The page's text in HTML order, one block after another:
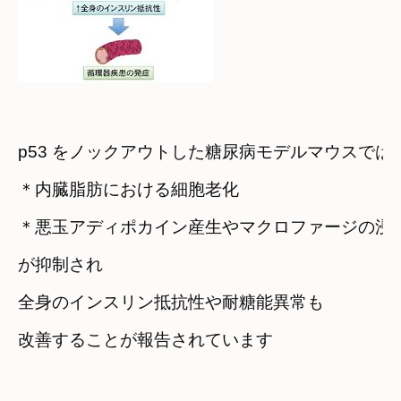
p53 をノックアウトした糖尿病モデルマウスでは
＊内臓脂肪における細胞老化
＊悪玉アディポカイン産生やマクロファージの浸
が抑制され
全身のインスリン抵抗性や耐糖能異常も
改善することが報告されています